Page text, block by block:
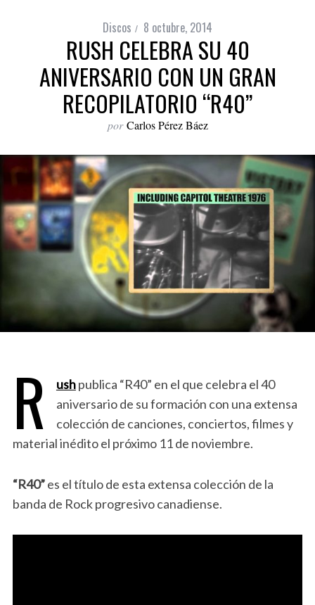
Discos 8 octubre, 2014
RUSH CELEBRA SU 40
ANIVERSARIO CON UN GRAN
RECOPILATORIO “R40”
por Carlos Pérez Báez
R ushpublica “R40” en el que celebra el 40
aniversario de su formación con una extensa
colección de canciones, conciertos, filmes y
material inédito el próximo 11 de noviembre.
“R40”es el título de esta extensa colección de la
banda de Rock progresivo canadiense.